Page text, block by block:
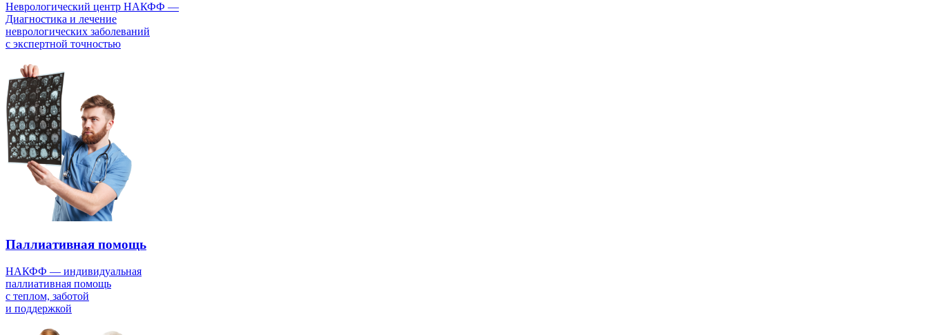
Неврологический центр НАКФФ —
Диагностика и лечение
неврологических заболеваний
с экспертной точностью
Паллиативная помощь
НАКФФ — индивидуальная
паллиативная помощь
с теплом, заботой
и поддержкой